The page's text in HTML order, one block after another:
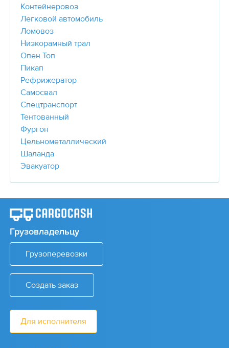
Контейнеровоз
Легковой автомобиль
Ломовоз
Низкорамный трал
Опен Топ
Пикап
Рефрижератор
Самосвал
Спецтранспорт
Тентованный
Фургон
Цельнометаллический
Шаланда
Эвакуатор
Грузовладельцу
Грузоперевозки
Создать заказ
Для исполнителя